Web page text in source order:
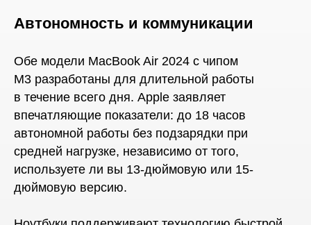
Автономность и коммуникации
Обе модели MacBook Air 2024 с чипом
M3 разработаны для длительной работы
в течение всего дня. Apple заявляет
впечатляющие показатели: до 18 часов
автономной работы без подзарядки при
средней нагрузке, независимо от того,
используете ли вы 13-дюймовую или 15-
дюймовую версию.